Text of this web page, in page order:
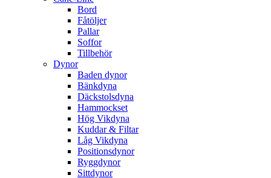
Bord
Fåtöljer
Pallar
Soffor
Tillbehör
Dynor
Baden dynor
Bänkdyna
Däckstolsdyna
Hammockset
Hög Vikdyna
Kuddar & Filtar
Låg Vikdyna
Positionsdynor
Ryggdynor
Sittdynor